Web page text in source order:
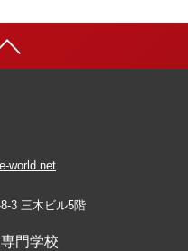
world.net
3 三木ビル5階
門学校